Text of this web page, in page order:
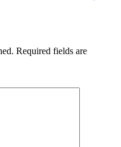
Required fields are